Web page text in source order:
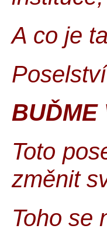
A co je
BUĎME
Toto
změnit
Toho se